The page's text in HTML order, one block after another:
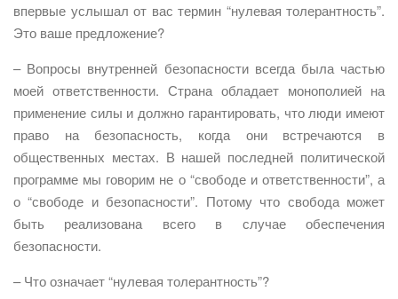
впервые услышал от вас термин “нулевая толерантность”.
Это ваше предложение?
– Вопросы внутренней безопасности всегда была частью
моей ответственности. Страна обладает монополией на
применение силы и должно гарантировать, что люди имеют
право на безопасность, когда они встречаются в
общественных местах. В нашей последней политической
программе мы говорим не о “свободе и ответственности”, а
о “свободе и безопасности”. Потому что свобода может
быть реализована всего в случае обеспечения
безопасности.
– Что означает “нулевая толерантность”?